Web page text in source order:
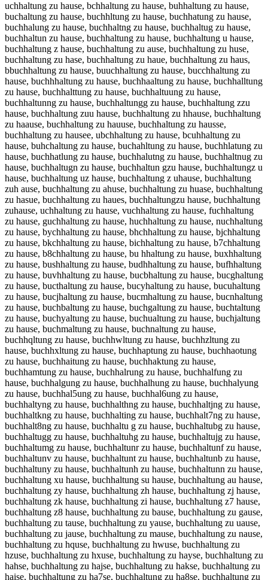
uchhaltung zu hause, bchhaltung zu hause, buhhaltung zu hause,
buchaltung zu hause, buchhltung zu hause, buchhatung zu hause,
buchhalung zu hause, buchhaltng zu hause, buchhaltug zu hause,
buchhaltun zu hause, buchhaltung zu hause, buchhaltung u hause,
buchhaltung z hause, buchhaltung zu ause, buchhaltung zu huse,
buchhaltung zu hase, buchhaltung zu haue, buchhaltung zu haus,
bbuchhaltung zu hause, buuchhaltung zu hause, bucchhaltung zu
hause, buchhhaltung zu hause, buchhaaltung zu hause, buchhalltung
zu hause, buchhalttung zu hause, buchhaltuung zu hause,
buchhaltunng zu hause, buchhaltungg zu hause, buchhaltung zzu
hause, buchhaltung zuu hause, buchhaltung zu hhause, buchhaltung
zu haause, buchhaltung zu hauuse, buchhaltung zu hausse,
buchhaltung zu hausee, ubchhaltung zu hause, bcuhhaltung zu
hause, buhchaltung zu hause, buchahltung zu hause, buchhlatung zu
hause, buchhatlung zu hause, buchhalutng zu hause, buchhaltnug zu
hause, buchhaltugn zu hause, buchhaltun gzu hause, buchhaltungz u
hause, buchhaltung uz hause, buchhaltung z uhause, buchhaltung
zuh ause, buchhaltung zu ahuse, buchhaltung zu huase, buchhaltung
zu hasue, buchhaltung zu haues, buchhaltungzu hause, buchhaltung
zuhause, uchhaltung zu hause, vuchhaltung zu hause, fuchhaltung
zu hause, guchhaltung zu hause, huchhaltung zu hause, nuchhaltung
zu hause, bychhaltung zu hause, bhchhaltung zu hause, bjchhaltung
zu hause, bkchhaltung zu hause, bichhaltung zu hause, b7chhaltung
zu hause, b8chhaltung zu hause, bu hhaltung zu hause, buxhhaltung
zu hause, bushhaltung zu hause, budhhaltung zu hause, bufhhaltung
zu hause, buvhhaltung zu hause, bucbhaltung zu hause, bucghaltung
zu hause, bucthaltung zu hause, bucyhaltung zu hause, bucuhaltung
zu hause, bucjhaltung zu hause, bucmhaltung zu hause, bucnhaltung
zu hause, buchbaltung zu hause, buchgaltung zu hause, buchtaltung
zu hause, buchyaltung zu hause, buchualtung zu hause, buchjaltung
zu hause, buchmaltung zu hause, buchnaltung zu hause,
buchhqltung zu hause, buchhwltung zu hause, buchhzltung zu
hause, buchhxltung zu hause, buchhaptung zu hause, buchhaotung
zu hause, buchhaitung zu hause, buchhaktung zu hause,
buchhamtung zu hause, buchhalrung zu hause, buchhalfung zu
hause, buchhalgung zu hause, buchhalhung zu hause, buchhalyung
zu hause, buchhal5ung zu hause, buchhal6ung zu hause,
buchhaltyng zu hause, buchhalthng zu hause, buchhaltjng zu hause,
buchhaltkng zu hause, buchhalting zu hause, buchhalt7ng zu hause,
buchhalt8ng zu hause, buchhaltu g zu hause, buchhaltubg zu hause,
buchhaltugg zu hause, buchhaltuhg zu hause, buchhaltujg zu hause,
buchhaltumg zu hause, buchhaltunr zu hause, buchhaltunf zu hause,
buchhaltunv zu hause, buchhaltunt zu hause, buchhaltunb zu hause,
buchhaltuny zu hause, buchhaltunh zu hause, buchhaltunn zu hause,
buchhaltung xu hause, buchhaltung su hause, buchhaltung au hause,
buchhaltung zy hause, buchhaltung zh hause, buchhaltung zj hause,
buchhaltung zk hause, buchhaltung zi hause, buchhaltung z7 hause,
buchhaltung z8 hause, buchhaltung zu bause, buchhaltung zu gause,
buchhaltung zu tause, buchhaltung zu yause, buchhaltung zu uause,
buchhaltung zu jause, buchhaltung zu mause, buchhaltung zu nause,
buchhaltung zu hquse, buchhaltung zu hwuse, buchhaltung zu
hzuse, buchhaltung zu hxuse, buchhaltung zu hayse, buchhaltung zu
hahse, buchhaltung zu hajse, buchhaltung zu hakse, buchhaltung zu
haise, buchhaltung zu ha7se, buchhaltung zu ha8se, buchhaltung zu